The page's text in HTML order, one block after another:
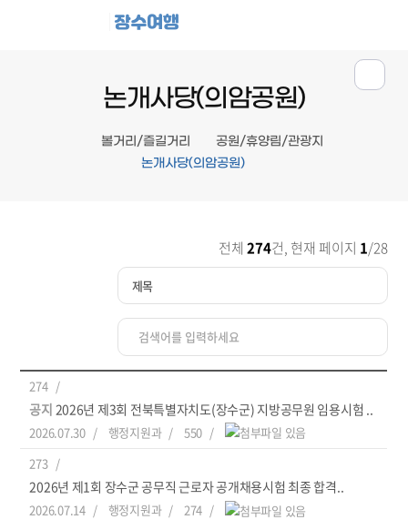
장수여행
논개사당(의암공원)
볼거리/즐길거리
공원/휴양림/관광지
논개사당(의암공원)
전체 274건, 현재 페이지 1/28
274
공지 2026년 제3회 전북특별자치도(장수군) 지방공무원 임용시험 ..
2026.07.30 행정지원과
550
273
2026년 제1회 장수군 공무직 근로자 공개채용시험 최종 합격..
2026.07.14 행정지원과
274